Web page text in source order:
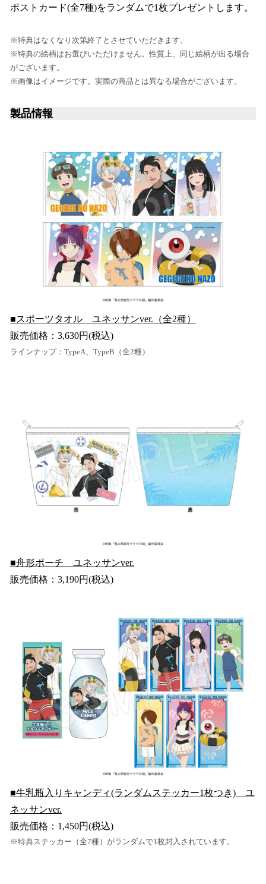
ポストカード(全7種)をランダムで1枚プレゼントします。
※特典はなくなり次第終了とさせていただきます。
※特典の絵柄はお選びいただけません。性質上、同じ絵柄が出る場合
がございます。
※画像はイメージです。実際の商品とは異なる場合がございます。
製品情報
■スポーツタオル ユネッサンver.（全2種）
販売価格：3,630円(税込)
ラインナップ：TypeA、TypeB（全2種）
■舟形ポーチ ユネッサンver.
販売価格：3,190円(税込)
■牛乳瓶入りキャンディ(ランダムステッカー1枚つき) ユ
ネッサンver.
販売価格：1,450円(税込)
※特典ステッカー（全7種）がランダムで1枚封入されています。